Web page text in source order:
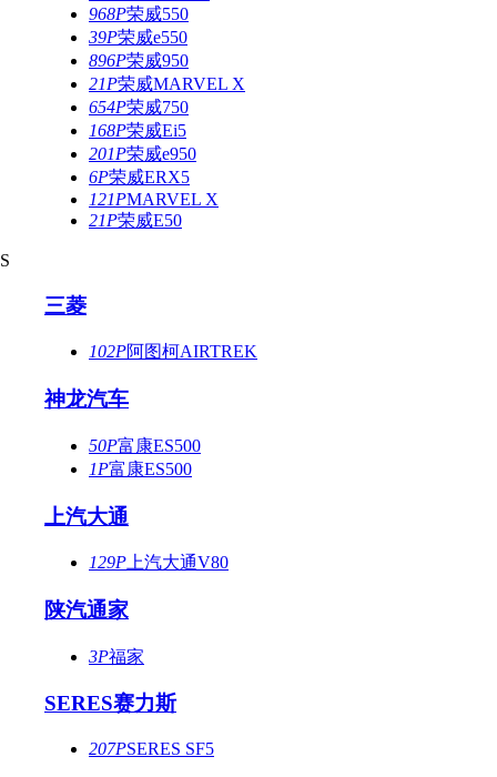
968P荣威550
39P荣威e550
896P荣威950
21P荣威MARVEL X
654P荣威750
168P荣威Ei5
201P荣威e950
6P荣威ERX5
121PMARVEL X
21P荣威E50
S
三菱
102P阿图柯AIRTREK
神龙汽车
50P富康ES500
1P富康ES500
上汽大通
129P 上汽大通V80
陕汽通家
3P福家
SERES赛力斯
207PSERES SF5